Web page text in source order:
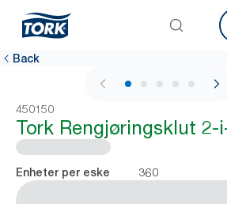
Back
1 / 6
450150
Tork Rengjøringsklut 2-
Enheter per eske 360